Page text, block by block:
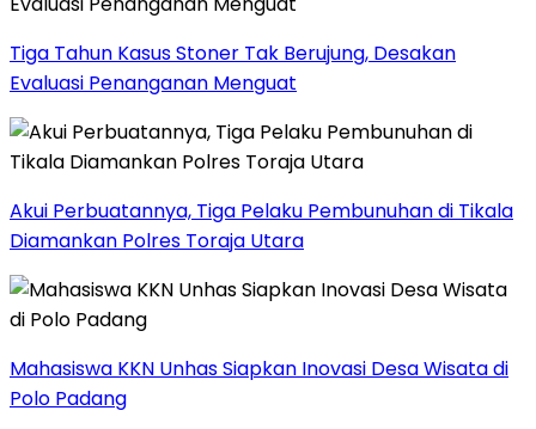
Tiga Tahun Kasus Stoner Tak Berujung, Desakan
Evaluasi Penanganan Menguat
Akui Perbuatannya, Tiga Pelaku Pembunuhan di Tikala
Diamankan Polres Toraja Utara
Mahasiswa KKN Unhas Siapkan Inovasi Desa Wisata di
Polo Padang